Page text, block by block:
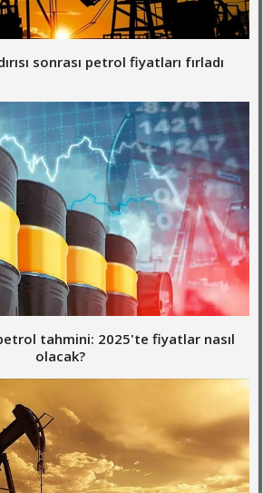
sonrası petrol fiyatları fırladı
tahmini: 2025'te fiyatlar nasıl
olacak?